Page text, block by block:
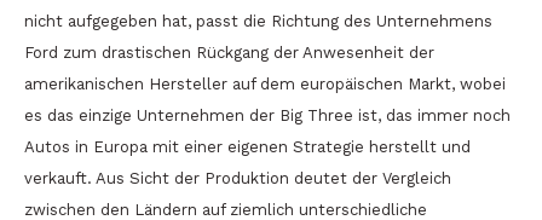
nicht aufgegeben hat, passt die Richtung des Unternehmens
Ford zum drastischen Rückgang der Anwesenheit der
amerikanischen Hersteller auf dem europäischen Markt, wobei
es das einzige Unternehmen der Big Three ist, das immer noch
Autos in Europa mit einer eigenen Strategie herstellt und
verkauft. Aus Sicht der Produktion deutet der Vergleich
zwischen den Ländern auf ziemlich unterschiedliche